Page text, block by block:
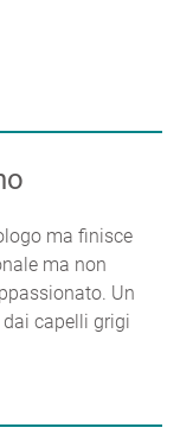
ma finisce
ma non
Un
capelli grigi